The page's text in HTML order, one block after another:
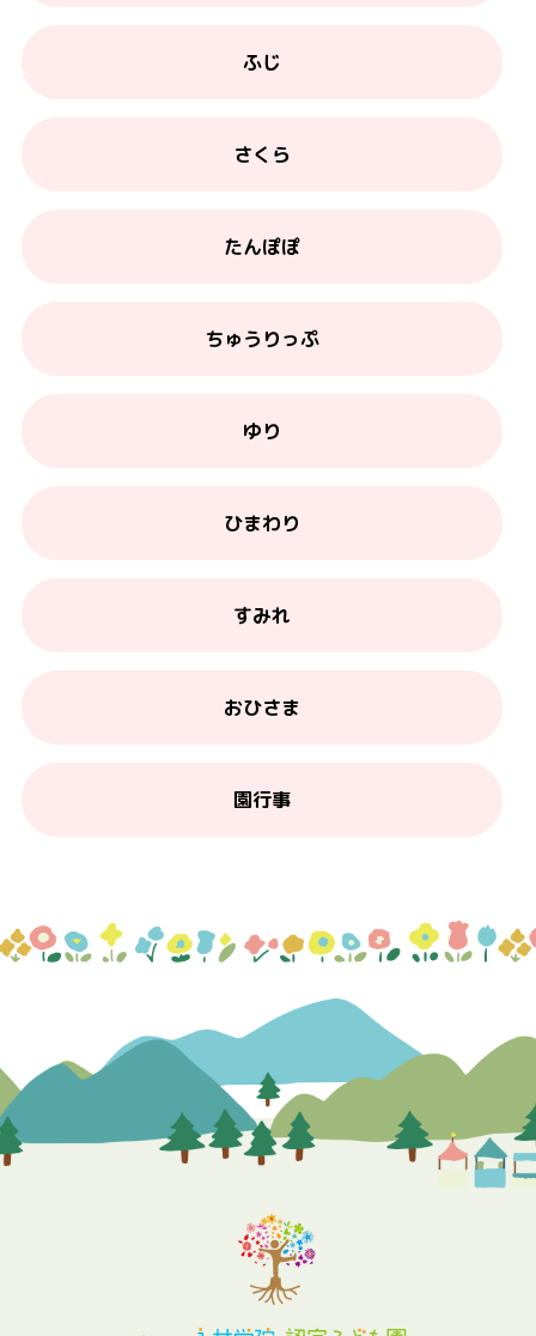
ふじ
さくら
たんぽぽ
ちゅうりっぷ
ゆり
ひまわり
すみれ
おひさま
園行事